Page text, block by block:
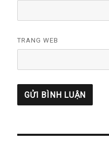
TRANG WEB